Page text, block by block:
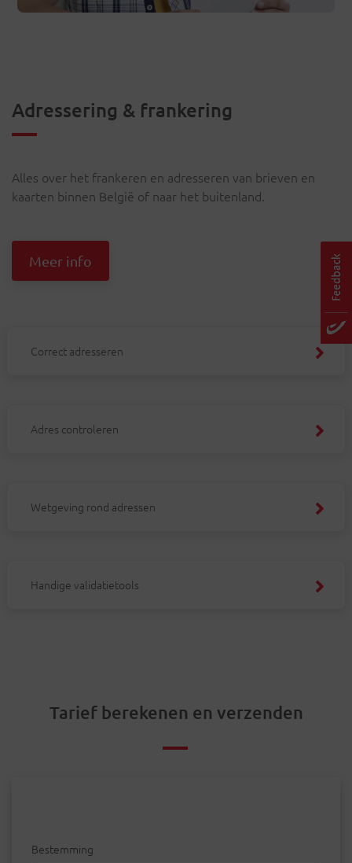
Adressering & frankering
Alles over het frankeren en adresseren van brieven en
kaarten binnen België of naar het buitenland.
Meer info
Correct adresseren 
Adres controleren 
Wetgeving rond adressen 
Handige validatietools 
Tarief berekenen en verzenden
Bestemming